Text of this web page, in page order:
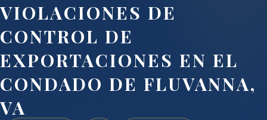
VIOLACIONES DE
CONTROL DE
EXPORTACIONES EN EL
CONDADO DE FLUVANNA,
VA